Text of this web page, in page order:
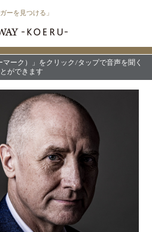
ーを見つける」
マーク）」をクリック/タップで音声を聞く
ができます